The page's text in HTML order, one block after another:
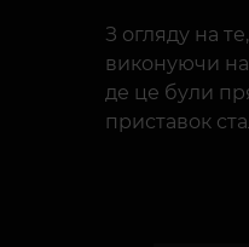
З огляду на
виконуючи
де це були
приставок